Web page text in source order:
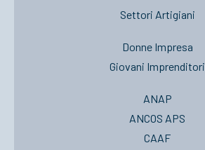
Settori Artigiani
Donne Impresa
Giovani Imprenditori
ANAP
ANCOS APS
CAAF